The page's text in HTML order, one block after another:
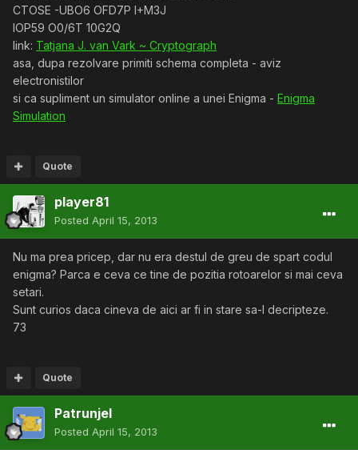
CTOSE -UBO6 OFD7P I+M3J
IOP59 O0/6T 10G2Q
link: Tatjana J. van Vark ~ Cryptograph
asa, dupa rezolvare primiti schema completa - aviz
electronistilor
si ca supliment un simulator online a unei Enigma - Enigma
Simulation
Quote
player81
Posted April 15, 2013
Nu ma prea pricep, dar nu era destul de greu de spart codul
enigma? Parca e ceva ce tine de pozitia rotoarelor si mai ceva
setari.
Sunt curios daca cineva de aici ar fi in stare sa-l decripteze.
73
Quote
Patrunjel
Posted April 15, 2013